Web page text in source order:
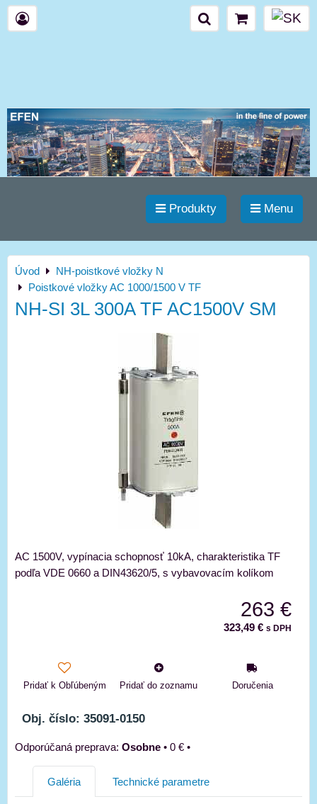
Produkty Menu
Úvod
NH-poistkové vložky N
Poistkové vložky AC 1000/1500 V TF
NH-SI 3L 300A TF AC1500V SM
AC 1500V, vypínacia schopnosť 10kA, charakteristika TF
podľa VDE 0660 a DIN43620/5, s vybavovacím kolíkom
263 €
323,49 € s DPH
Pridať k Obľúbeným Pridať do zoznamu Doručenia
Obj. číslo: 35091-0150
Osobne • 0 € •
Galéria Technické parametre